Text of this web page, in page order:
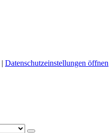
| Datenschutzeinstellungen öffnen